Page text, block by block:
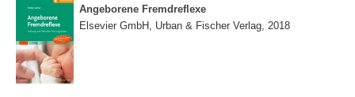
Angeborene Fremdreflexe
Elsevier GmbH, Urban & Fischer Verlag, 2018